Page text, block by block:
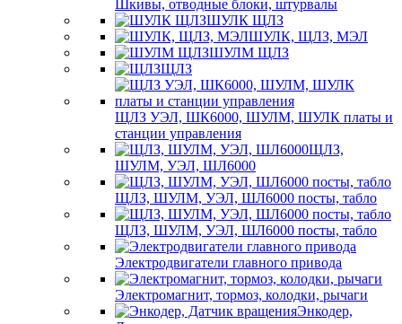
Шкивы, отводные блоки, штурвалы
ШУЛК ЩЛЗ
ШУЛК, ЩЛЗ, МЭЛ
ШУЛМ ЩЛЗ
ЩЛЗ
ЩЛЗ УЭЛ, ШК6000, ШУЛМ, ШУЛК платы и
станции управления
ЩЛЗ,
ШУЛМ, УЭЛ, ШЛ6000
ЩЛЗ, ШУЛМ, УЭЛ, ШЛ6000 посты, табло
ЩЛЗ, ШУЛМ, УЭЛ, ШЛ6000 посты, табло
Электродвигатели главного привода
Электромагнит, тормоз, колодки, рычаги
Энкодер,